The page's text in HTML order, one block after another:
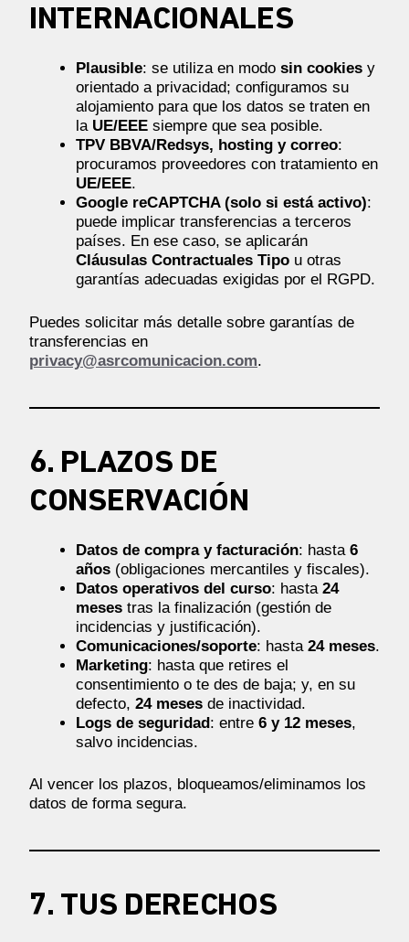
INTERNACIONALES
Plausible: se utiliza en modo sin cookies y
orientado a privacidad; configuramos su
alojamiento para que los datos se traten en
la UE/EEE siempre que sea posible.
TPV BBVA/Redsys, hosting y correo:
procuramos proveedores con tratamiento en
UE/EEE.
Google reCAPTCHA (solo si está activo):
puede implicar transferencias a terceros
países. En ese caso, se aplicarán
Cláusulas Contractuales Tipo u otras
garantías adecuadas exigidas por el RGPD.
Puedes solicitar más detalle sobre garantías de
transferencias en
privacy@asrcomunicacion.com.
6. PLAZOS DE
CONSERVACIÓN
Datos de compra y facturación: hasta 6
años (obligaciones mercantiles y fiscales).
Datos operativos del curso: hasta 24
meses tras la finalización (gestión de
incidencias y justificación).
Comunicaciones/soporte: hasta 24 meses.
Marketing: hasta que retires el
consentimiento o te des de baja; y, en su
defecto, 24 meses de inactividad.
Logs de seguridad: entre 6 y 12 meses,
salvo incidencias.
Al vencer los plazos, bloqueamos/eliminamos los
datos de forma segura.
7. TUS DERECHOS